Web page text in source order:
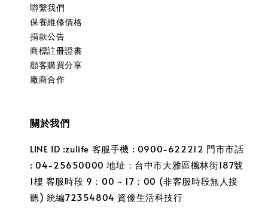
聯繫我們
保養維修價格
捐款公告
商標註冊證書
顧客購買分享
廠商合作
關於我們
LINE ID :zulife 客服手機 : 0900-622212 門市市話
: 04-25650000 地址：台中市大雅區楓林街187號
1樓 客服時段 9：00 ~ 17：00 (非客服時段無人接
聽) 統編72354804 資優生活科技行